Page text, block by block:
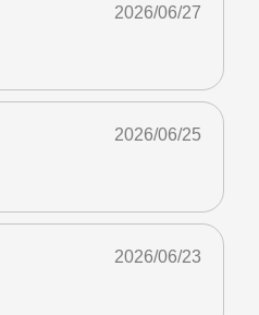
2026/06/27
2026/06/25
2026/06/23